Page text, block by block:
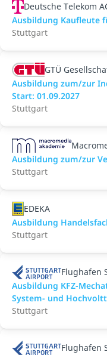
Deutsche Telekom
Ausbildung Kaufleute
Stuttgart
GTÜ
Ausbildung zum/zur
Start: 01.09.2027
Stuttgart
Ausbildung zum/zur
Stuttgart
EDEKA
Ausbildung
Stuttgart
Flughafen
Ausbildung KFZ-
System- und
Stuttgart
Flughafen